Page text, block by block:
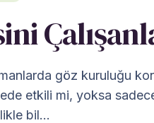
göz kuruluğu
etkili mi, yoksa
bil…